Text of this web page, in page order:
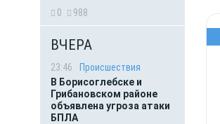
0
988
ВЧЕРА
23:46
Происшествия
В Борисоглебске и
Грибановском районе
объявлена угроза атаки
БПЛА